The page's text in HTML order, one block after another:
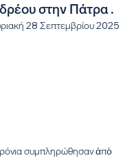
στην Πάτρα .
28 Σεπτεμβρίου 2025
συμπληρώθησαν ἀπὸ